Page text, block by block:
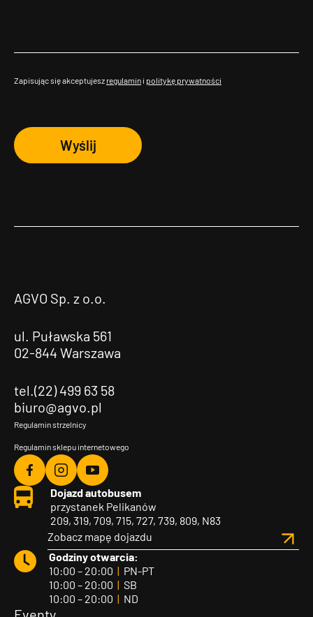
Zapisując się akceptujesz regulamin i politykę prywatności
Wyślij
AGVO Sp. z o.o.
ul. Puławska 561
02-844 Warszawa
tel.(22) 499 63 58
biuro@agvo.pl
Regulamin strzelnicy
Regulamin sklepu internetowego
Agvo
Facebook
Agvo
Instagram
Agvo
YouTube
Dojazd autobusem
przystanek Pelikanów
209, 319, 709, 715, 727, 739, 809, N83
Zobacz mapę dojazdu
Godziny otwarcia:
10:00 – 20:00 | PN-PT
10:00 – 20:00 | SB
10:00 – 20:00 | ND